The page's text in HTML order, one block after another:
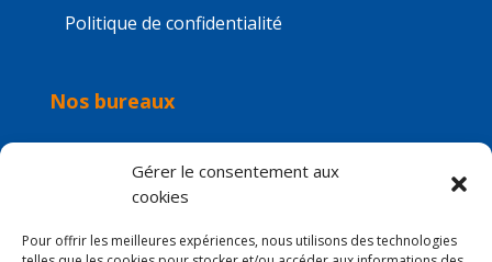
Gérer le consentement aux
cookies
Pour offrir les meilleures expériences, nous utilisons des technologies
Politique de confidentialité
Nos bureaux